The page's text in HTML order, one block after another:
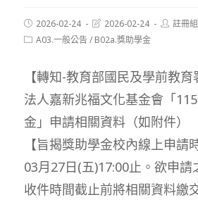
Post
published:
2026-02-24
Post
modified:
2026-02-24
Post註冊
PostA03.一般公告/ B02a.獎助學金
【轉知-教育部國民及學前教
法人嘉新兆福文化基金會「
金」申請相關資料（如附件）
【旨揭獎助學金校內線上申請
03月27日(五)17:00止。欲申請
收件時間截止前將相關資料繳